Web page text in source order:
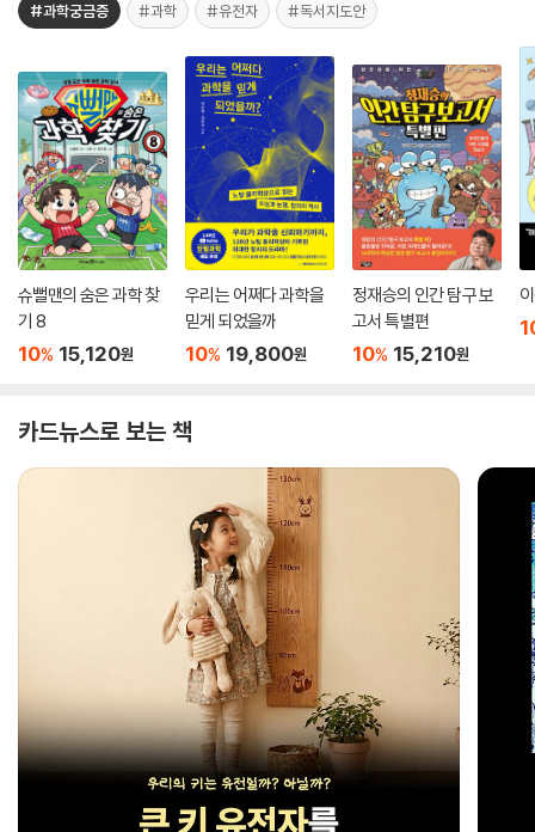
#과학궁금증 #과학 #유전자 #독서지도안
슈뻘맨의 숨은 과학 찾
기 8
10% 15,120원
우리는 어쩌다 과학을
믿게 되었을까
10% 19,800원
정재승의 인간 탐구 보
고서 특별편
10% 15,210원
카드뉴스로 보는 책